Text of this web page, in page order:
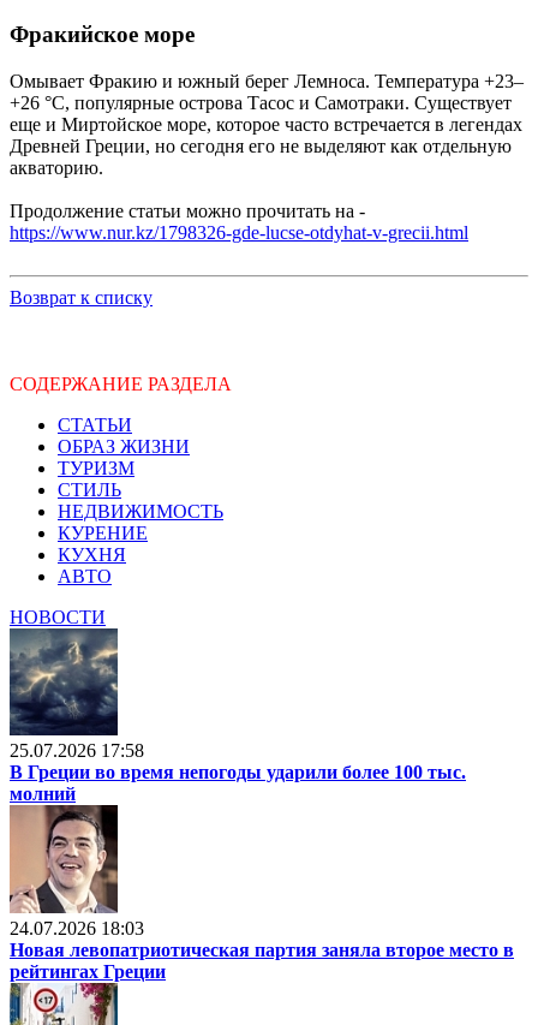
Фракийское море
Омывает Фракию и южный берег Лемноса. Температура +23–
+26 °С, популярные острова Тасос и Самотраки. Существует
еще и Миртойское море, которое часто встречается в легендах
Древней Греции, но сегодня его не выделяют как отдельную
акваторию.
Продолжение статьи можно прочитать на -
https://www.nur.kz/1798326-gde-lucse-otdyhat-v-grecii.html
Возврат к списку
СОДЕРЖАНИЕ РАЗДЕЛА
СТАТЬИ
ОБРАЗ ЖИЗНИ
ТУРИЗМ
СТИЛЬ
НЕДВИЖИМОСТЬ
КУРЕНИЕ
КУХНЯ
АВТО
НОВОСТИ
25.07.2026 17:58
В Греции во время непогоды ударили более 100 тыс.
молний
24.07.2026 18:03
Новая левопатриотическая партия заняла второе место в
рейтингах Греции